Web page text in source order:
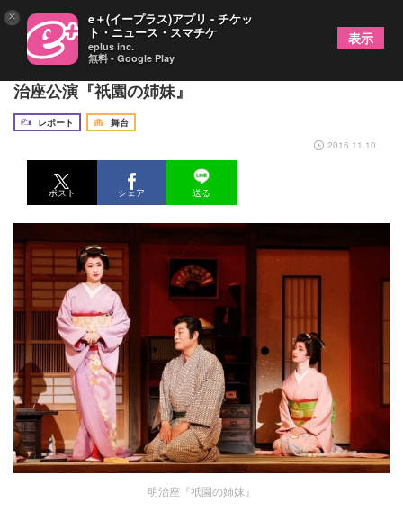
京の花街の風情と芸妓姉妹の美しさで魅せる！ 明
治座公演『祇園の姉妹』
レポート
舞台
2016.11.10
ポスト シェア 送る
明治座『祇園の姉妹』
× e＋(イープラス)アプリ - チケッ
ト・ニュース・スマチケ
eplus inc.
無料 - Google Play
表示